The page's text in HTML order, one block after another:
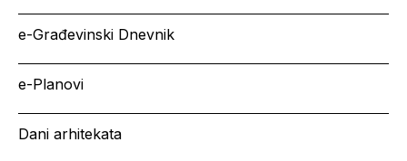
e-Građevinski Dnevnik
e-Planovi
Dani arhitekata